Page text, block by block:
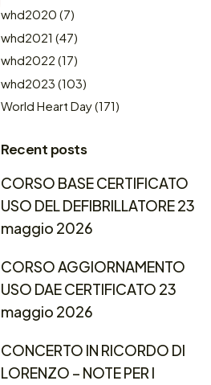
whd2020 (7)
whd2021 (47)
whd2022 (17)
whd2023 (103)
World Heart Day(171)
Recent posts
CORSO BASE CERTIFICATO
USO DEL DEFIBRILLATORE 23
maggio 2026
CORSO AGGIORNAMENTO
USO DAE CERTIFICATO 23
maggio 2026
CONCERTO IN RICORDO DI
LORENZO – NOTE PER I